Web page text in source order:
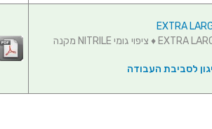
כפפות עבודה - NITRILE - מידה EXTRA LARGE ♦ ציפוי גומי NITRILE מקנה
לסביבת העבודה